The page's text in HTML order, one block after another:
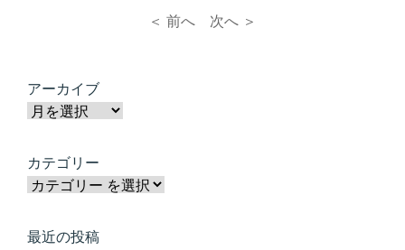
＜ 前へ 次へ ＞
アーカイブ
カテゴリー
最近の投稿